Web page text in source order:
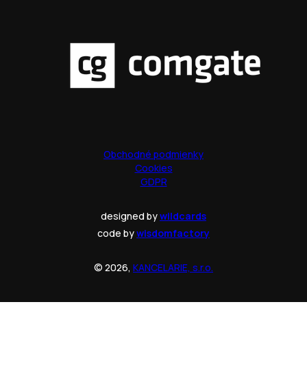
Obchodné podmienky
Cookies
GDPR
designed bywildcards
code bywisdomfactory
© 2026, KANCELARIE, s.r.o.